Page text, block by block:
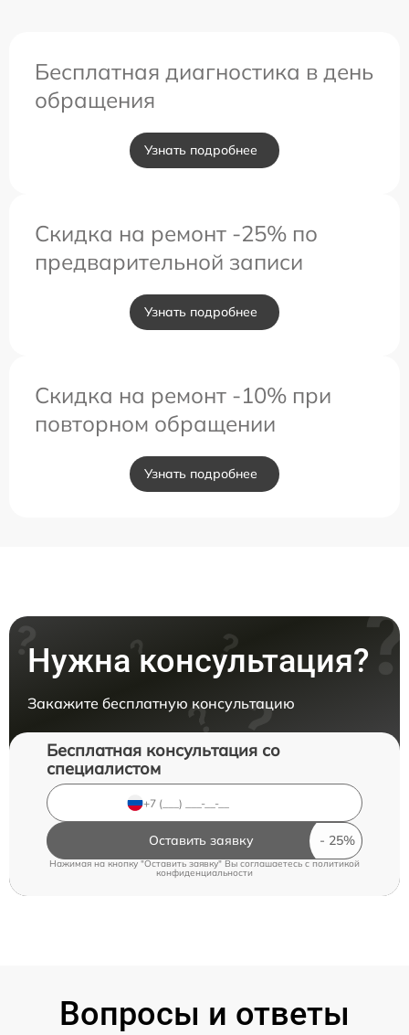
Бесплатная диагностика в день
обращения
Узнать подробнее
Скидка на ремонт -25% по
предварительной записи
Узнать подробнее
Скидка на ремонт -10% при
повторном обращении
Узнать подробнее
Нужна консультация?
Закажите бесплатную консультацию
Бесплатная консультация со
специалистом
Оставить заявку
Нажимая на кнопку "Оставить заявку" Вы соглашаетесь c политикой
конфиденциальности
Вопросы и ответы